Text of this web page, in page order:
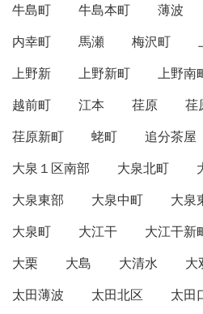
牛島町
牛島本町 薄波
内幸町
馬瀬 梅沢町
上野新
上野新町 上野南
越前町
江本 荏原
荏
荏原新町
蛯町 追分茶屋
大泉１区南部
大泉北町
大泉東部
大泉中町 大泉
大泉町
大江干 大江干新
大栗
大島 大清水 大
太田薄波
太田北区
太田